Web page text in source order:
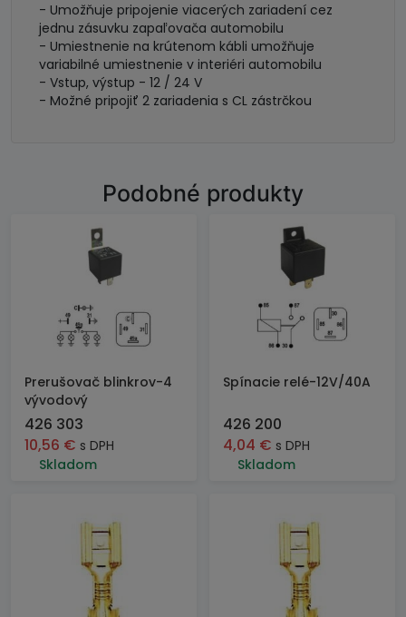
- Umožňuje pripojenie viacerých zariadení cez
jednu zásuvku zapaľovača automobilu
- Umiestnenie na krútenom kábli umožňuje
variabilné umiestnenie v interiéri automobilu
- Vstup, výstup - 12 / 24 V
- Možné pripojiť 2 zariadenia s CL zástrčkou
Podobné produkty
Prerušovač blinkrov-4
vývodový
426 303
10,56 € s DPH
Skladom
Spínacie relé-12V/40A
426 200
4,04 € s DPH
Skladom